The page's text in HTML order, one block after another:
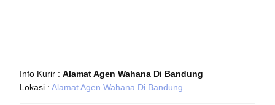
Info Kurir : Alamat Agen Wahana Di Bandung
Lokasi : Alamat Agen Wahana Di Bandung